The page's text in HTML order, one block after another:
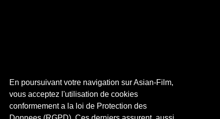
En poursuivant votre navigation sur Asian-Film,
vous acceptez l'utilisation de cookies
conformement a la loi de Protection des